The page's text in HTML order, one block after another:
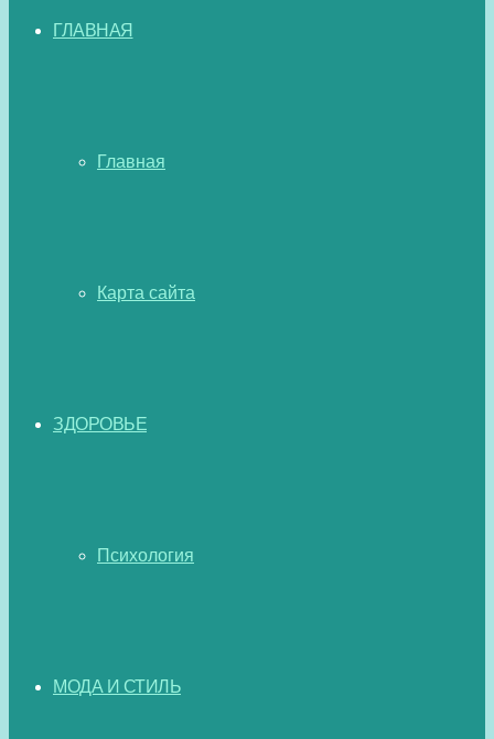
ГЛАВНАЯ
Главная
Карта сайта
ЗДОРОВЬЕ
Психология
МОДА И СТИЛЬ